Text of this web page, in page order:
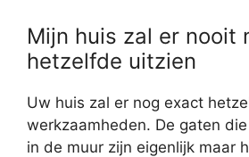
Mijn huis zal er nooit
hetzelfde uitzien
Uw huis zal er nog exact
werkzaamheden. De gaten
in de muur zijn eigenlijk maar